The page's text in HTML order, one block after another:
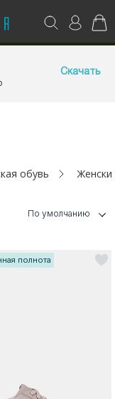
Скачать
обувь
По умолчанию
полнота